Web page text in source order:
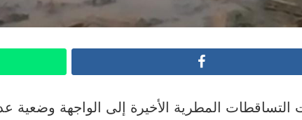
التساقطات المطرية الأخيرة إلى الواجهة وضعية